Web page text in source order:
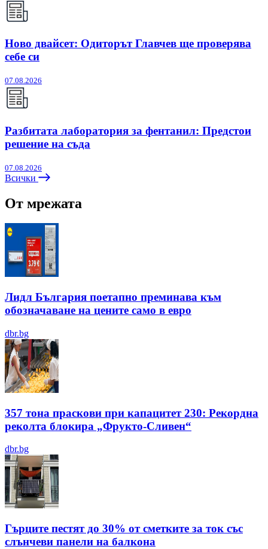
Ново двайсет: Одиторът Главчев ще проверява
себе си
07.08.2026
Разбитата лаборатория за фентанил: Предстои
решение на съда
07.08.2026
Всички
От мрежата
Лидл България поетапно преминава към
обозначаване на цените само в евро
dbr.bg
357 тона праскови при капацитет 230: Рекордна
реколта блокира „Фрукто-Сливен“
dbr.bg
Гърците пестят до 30% от сметките за ток със
слънчеви панели на балкона